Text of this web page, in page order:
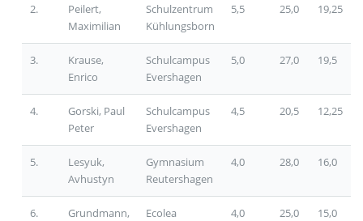
2.
Peilert,
Maximilian
Schulzentrum
Kühlungsborn
5,5 25,0 19,25
3.
Krause,
Enrico
Schulcampus
Evershagen
5,0 27,0 19,5
4.
Gorski, Paul
Peter
Schulcampus
Evershagen
4,5 20,5 12,25
5.
Lesyuk,
Avhustyn
Gymnasium
Reutershagen
4,0 28,0 16,0
6.
Grundmann,
Ecolea
4,0 25,0 15,0